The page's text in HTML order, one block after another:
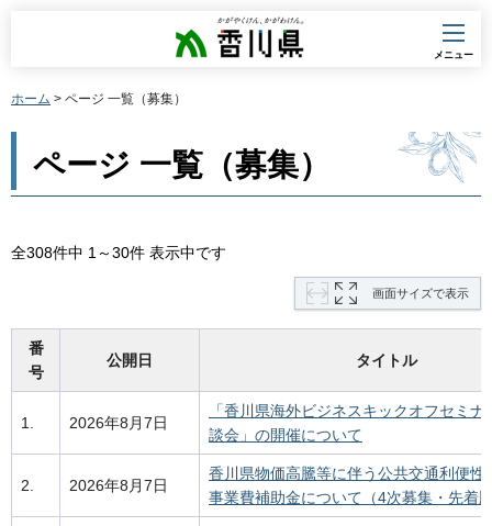
香川県
メニュー
ホーム > ページ 一覧（募集）
ページ 一覧（募集）
全308件中 1～30件 表示中です
画面サイズで表示
番
号
公開日 タイトル
1. 2026年8月7日
「香川県海外ビジネスキックオフセミナ
談会」の開催について
2. 2026年8月7日
香川県物価高騰等に伴う公共交通利便性
事業費補助金について（4次募集・先着